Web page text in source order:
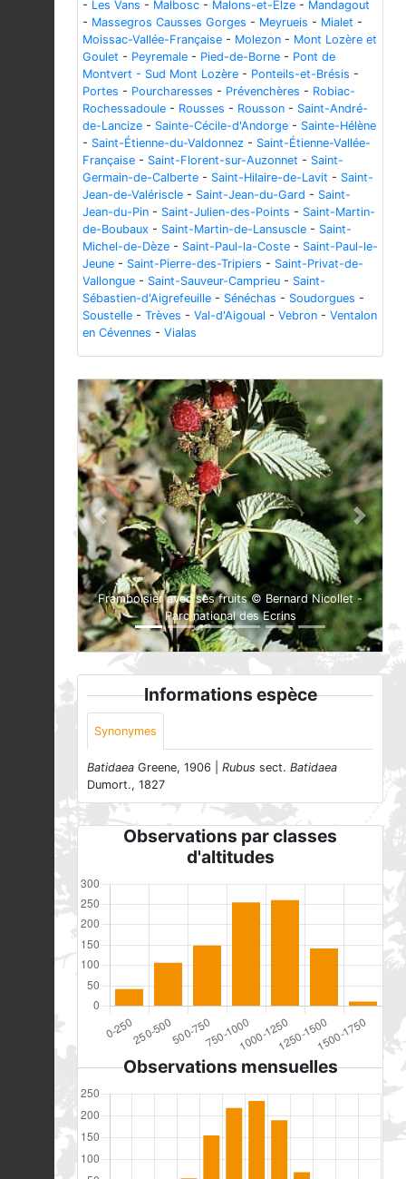
- Les Vans - Malbosc - Malons-et-Elze - Mandagout
- Massegros Causses Gorges - Meyrueis - Mialet -
Moissac-Vallée-Française - Molezon - Mont Lozère et
Goulet - Peyremale - Pied-de-Borne - Pont de
Montvert - Sud Mont Lozère - Ponteils-et-Brésis -
Portes - Pourcharesses - Prévenchères - Robiac-
Rochessadoule - Rousses - Rousson - Saint-André-
de-Lancize - Sainte-Cécile-d'Andorge - Sainte-Hélène
- Saint-Étienne-du-Valdonnez - Saint-Étienne-Vallée-
Française - Saint-Florent-sur-Auzonnet - Saint-
Germain-de-Calberte - Saint-Hilaire-de-Lavit - Saint-
Jean-de-Valériscle - Saint-Jean-du-Gard - Saint-
Jean-du-Pin - Saint-Julien-des-Points - Saint-Martin-
de-Boubaux - Saint-Martin-de-Lansuscle - Saint-
Michel-de-Dèze - Saint-Paul-la-Coste - Saint-Paul-le-
Jeune - Saint-Pierre-des-Tripiers - Saint-Privat-de-
Vallongue - Saint-Sauveur-Camprieu - Saint-
Sébastien-d'Aigrefeuille - Sénéchas - Soudorgues -
Soustelle - Trèves - Val-d'Aigoual - Vebron - Ventalon
en Cévennes - Vialas
Framboisier avec ses fruits © Bernard Nicollet -
Parc national des Ecrins
Previous Next
Informations espèce
Synonymes
Batidaea Greene, 1906 | Rubus sect. Batidaea
Dumort., 1827
Observations par classes
d'altitudes
Observations mensuelles